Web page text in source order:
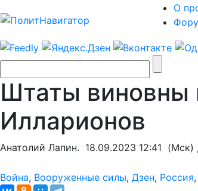
О
Штаты виновны
Илларионов
Анатолий Лапин. 18.09.2023 12:41 (Мск)
Война, Вооруженные силы, Дзен, Россия,